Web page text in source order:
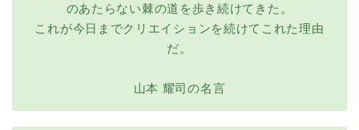
のあたらない棘の道を歩き続けてきた。
これが今日までクリエイションを続けてこれた理由
だ。
山本 耀司の名言